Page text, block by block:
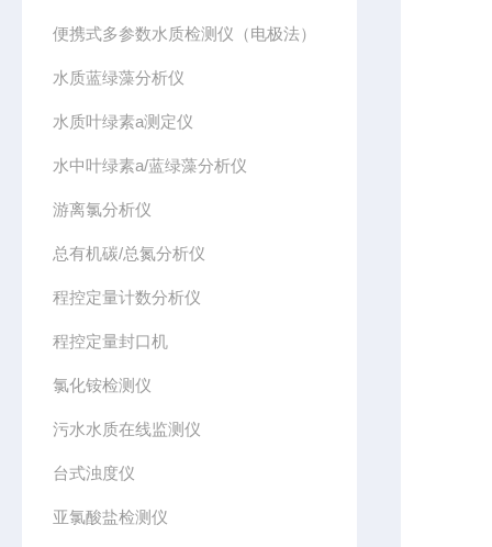
便携式多参数水质检测仪（电极法）
水质蓝绿藻分析仪
水质叶绿素a测定仪
水中叶绿素a/蓝绿藻分析仪
游离氯分析仪
总有机碳/总氮分析仪
程控定量计数分析仪
程控定量封口机
氯化铵检测仪
污水水质在线监测仪
台式浊度仪
亚氯酸盐检测仪